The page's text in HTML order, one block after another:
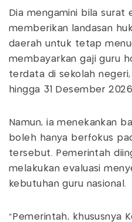
Dia mengamini bila surat
memberikan landasan
daerah untuk tetap
membayarkan gaji guru
terdata di sekolah
hingga 31 Desember
Namun, ia menekankan
boleh hanya berfokus
tersebut. Pemerintah
melakukan evaluasi
kebutuhan guru nasional.
"Pemerintah, khususnya